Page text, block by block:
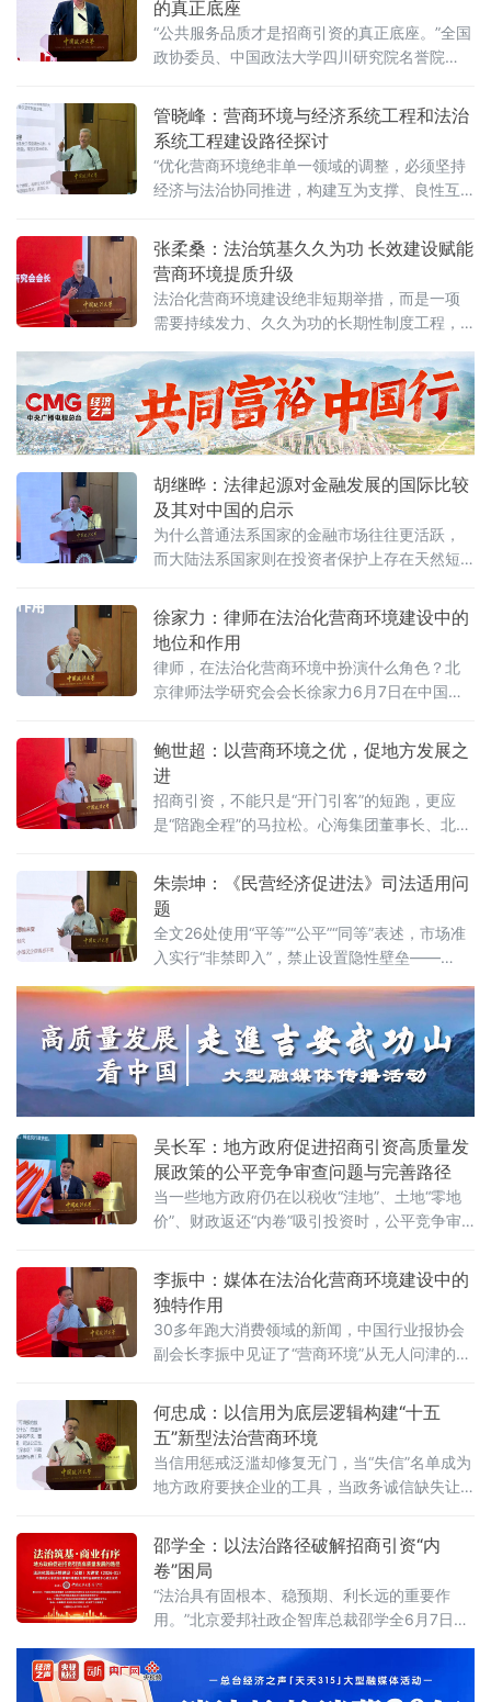
化营商环境建设与数字金融研究中心在京正式
成立，同步启动“法治筑基、商业有序——地方
政府促进招商引资和高质量发展路径”法治化营
的真正底座
“公共服务品质才是招商引资的真正底座。”全国
政协委员、中国政法大学四川研究院名誉院
营商环境建设与数字金融研究中心揭牌仪式上
作出上述表示。他指出，《公平竞争审查条
例》施行后，各地招商引资的竞争焦点已从“拼
政策洼地”转向“拼服务高地”“拼法治高地”，长期
稳定、高效透明的法治环境与公共服务成为吸
管晓峰：营商环境与经济系统工程和法治
系统工程建设路径探讨
“优化营商环境绝非单一领域的调整，必须坚持
经济与法治协同推进，构建互为支撑、良性互
教授管晓峰6月7日在中国政法大学法治化营商
环境建设与数字金融研究中心揭牌仪式上作出
上述表示。他在题为《营商环境与经济、法治
系统工程建设路径探讨》的主题演讲中，系统
阐述以系统工程思维推进营商环境建设的理论
框架与实践路径。管晓峰从市场发展环境问
张柔桑：法治筑基久久为功 长效建设赋能
营商环境提质升级
法治化营商环境建设绝非短期举措，而是一项
需要持续发力、久久为功的长期性制度工程，
展的根本路径。
胡继晔：法律起源对金融发展的国际比较
及其对中国的启示
为什么普通法系国家的金融市场往往更活跃，
而大陆法系国家则在投资者保护上存在天然短
长背后是否隐藏着法治短板？中国政法大学商
学院教授、法治化营商环境建设与数字金融研
究课题组组长胡继晔6月7日在该校研究中心揭
牌仪式既同期举办的“法治筑基、商业有序——
地方政府促进招商引资和高质量发展路径”法治
以
徐家力：律师在法治化营商环境建设中的
地位和作用
律师，在法治化营商环境中扮演什么角色？北
京律师法学研究会会长徐家力6月7日在中国政
心揭牌仪式既同期举办的“法治筑基、商业有序
——地方政府促进招商引资和高质量发展路
径”法治化营商环境建设（公益）大讲堂2026首
期活动上给出明确答案：律师不仅是法律的实
践者，更是连接政府、市场与司法的法治纽
法治化水
鲍世超：以营商环境之优，促地方发展之
进
招商引资，不能只是“开门引客”的短跑，更应
是“陪跑全程”的马拉松。心海集团董事长、北京
行会长鲍世超6月7日在中国政法大学法治化营
商环境建设与数字金融研究中心揭牌仪式既同
期举办的“法治筑基、商业有序——地方政府促
进招商引资和高质量发展路径”法治化营商环境
建设（公益）大讲堂2026首期活动上，以企业
家视角道出法治化营商环境的真谛：“一个
朱崇坤：《民营经济促进法》司法适用问
题
全文26处使用“平等”“公平”“同等”表述，市场准
入实行“非禁即入”，禁止设置隐性壁垒——
经济促进法》被寄予厚望。然而，北京企业法
治与发展研究会副会长朱崇坤6月7日在中国政
法大学法治化营商环境建设与数字金融研究中
心揭牌仪式既同期举办的“法治筑基、商业有序
——地方政府促进招商引资和高质量发展路
吴长军：地方政府促进招商引资高质量发
展政策的公平竞争审查问题与完善路径
当一些地方政府仍在以税收“洼地”、土地“零地
价”、财政返还“内卷”吸引投资时，公平竞争审
例》施行近两年来，为何部分地区仍屡屡出
现“超国民待遇”补贴、隐性地方保护、跨区域恶
性竞争？北京物资学院法学院院长吴长军6月7
日在中国政法大学法治化营商环境建设与数字
金融研究中心揭牌仪式既同期举办的“法治筑
李振中：媒体在法治化营商环境建设中的
独特作用
30多年跑大消费领域的新闻，中国行业报协会
副会长李振中见证了“营商环境”从无人问津的模
国政法大学法治化营商环境建设与数字金融研
究中心揭牌仪式既同期举办的“法治筑基、商业
有序——地方政府促进招商引资和高质量发展
路径”法治化营商环境建设（公益）大讲堂2026
首期活动上，李振中以媒体人视角直言：法治
何忠成：以信用为底层逻辑构建“十五
五”新型法治营商环境
当信用惩戒泛滥却修复无门，当“失信”名单成为
地方政府要挟企业的工具，当政务诚信缺失让
环境，还是在异化为另一种权力寻租？上海大
学法学院企业法治与创新发展研究中心主任何
忠成6月7日在中国政法大学法治化营商环境建
设与数字金融研究中心揭牌仪式既同期举办
的“法治筑基、商业有序——地方政府促进招商
引资和高质量发展路径”法治化营商环境建设
（公益）大
邵学全：以法治路径破解招商引资“内
卷”困局
“法治具有固根本、稳预期、利长远的重要作
用。”北京爱邦社政企智库总裁邵学全6月7日在
研究中心揭牌仪式既同期举办的“法治筑基、商
业有序——地方政府促进招商引资和高质量发